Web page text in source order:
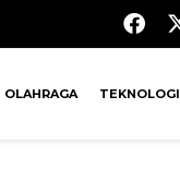
OLAHRAGA TEKNOLOGI